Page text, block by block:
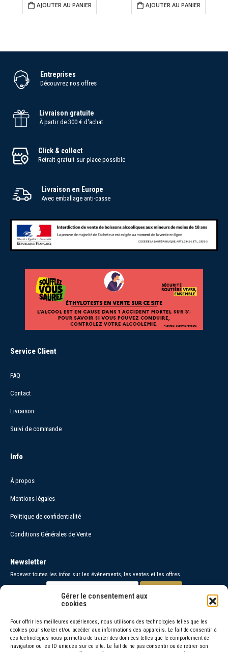
Gérer le consentement aux
cookies
Pour offrir les meilleures expériences, nous utilisons des technologies telles que les
cookies pour stocker et/ou accéder aux informations des appareils. Le fait de consentir à
ces technologies nous permettra de traiter des données telles que le comportement de
navigation ou les ID uniques sur ce site. Le fait de ne pas consentir ou de retirer son
AJOUTER AU PANIER AJOUTER AU PANIER
Entreprises
Découvrez nos offres
Livraison gratuite
À partir de 300 € d'achat
Click & collect
Retrait gratuit sur place possible
Livraison en Europe
Avec emballage anti-casse
Service Client
FAQ
Contact
Livraison
Suivi de commande
Info
À propos
Mentions légales
Politique de confidentialité
Conditions Générales de Vente
Newsletter
Recevez toutes les infos sur les événements, les ventes et les offres.
Contact
06 30 26 95 48 =